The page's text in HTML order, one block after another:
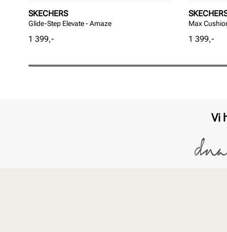
SKECHERS
Glide-Step Elevate - Amaze
Pris
1 399,-
Max
Pris
1 399,-
Vi